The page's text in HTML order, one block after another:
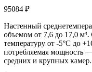
95084 ₽
Настенный
объемом от 7,6 до 17,0
температуру от -5°C до
потребляемая мощность
средних и крупных камер.